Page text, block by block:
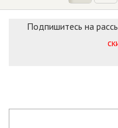
Подпишитесь на